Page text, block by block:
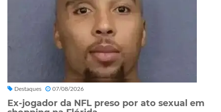
Destaques 07/08/2026
Ex-jogador da NFL preso por ato sexual em